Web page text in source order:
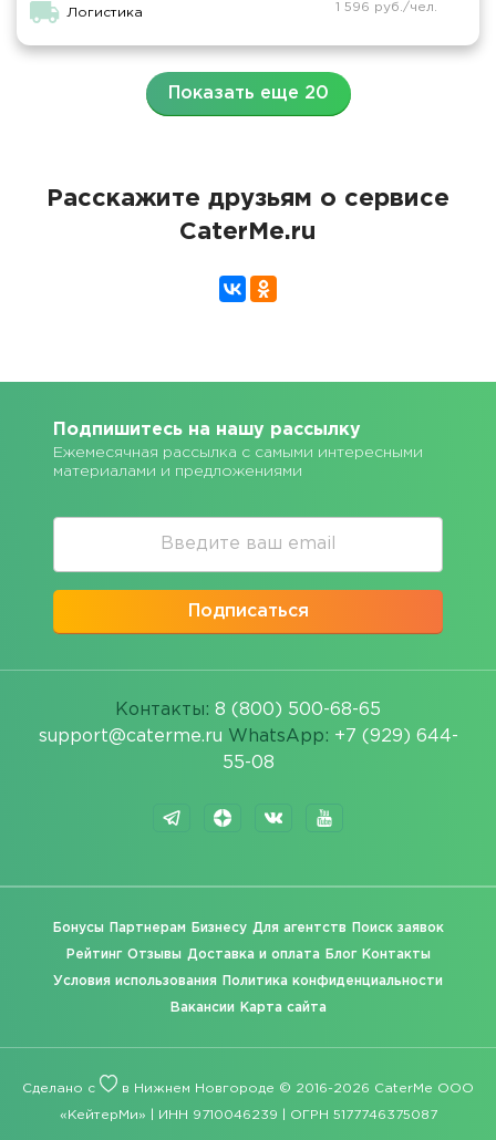
Логистика 1 596 руб./чел.
Показать еще 20
Расскажите друзьям о сервисе
CaterMe.ru
Подпишитесь на нашу рассылку
Ежемесячная рассылка с самыми интересными
материалами и предложениями
Подписаться
Контакты: 8 (800) 500-68-65
support@caterme.ru WhatsApp: +7 (929) 644-
55-08
Бонусы Партнерам Бизнесу Для агентств Поиск заявок
Рейтинг Отзывы Доставка и оплата Блог Контакты
Условия использования Политика конфиденциальности
Вакансии Карта сайта
Сделано с в Нижнем Новгороде © 2016-2026 CaterMe ООО
«КейтерМи» | ИНН 9710046239 | ОГРН 5177746375087